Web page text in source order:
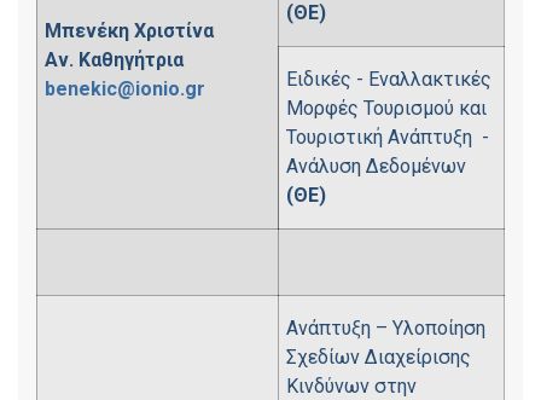
Μπενέκη Χριστίνα
Αν. Καθηγήτρια
benekic@ionio.gr
(ΘΕ)
Ειδικές - Εναλλακτικές
Μορφές Τουρισμού και
Τουριστική Ανάπτυξη -
Ανάλυση Δεδομένων
(ΘΕ)
Ανάπτυξη – Υλοποίηση
Σχεδίων Διαχείρισης
Κινδύνων στην